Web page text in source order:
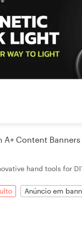
A+ Content
hand tools for
Anúncio em